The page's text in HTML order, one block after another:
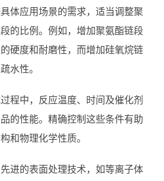
体应用场景的需求，适当调整聚
的比例。例如，增加聚氨酯链段
硬度和耐磨性，而增加硅氧烷链
水性。
程中，反应温度、时间及催化剂
的性能。精确控制这些条件有助
和物理化学性质。
进的表面处理技术，如等离子体